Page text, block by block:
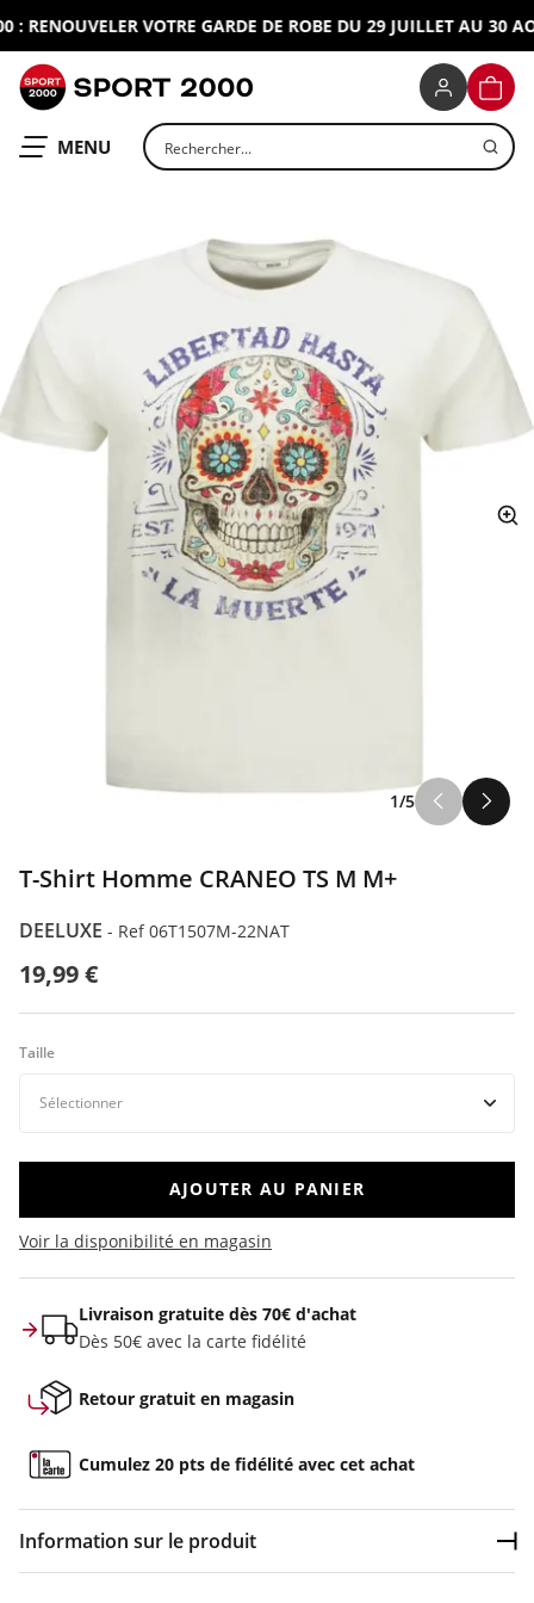
RENOUVELER VOTRE GARDE DE ROBE DU 29 JUILLET AU 30
OUVRIR LE
MENU Rechercher un produit
1/5
T-Shirt Homme CRANEO TS M M+
DEELUXE - Ref 06T1507M-22NAT
19,99 €
Taille
AJOUTER AU PANIER
Voir la disponibilité en magasin
Livraison gratuite dès 70€ d'achat
Dès 50€ avec la carte fidélité
Retour gratuit en magasin
Cumulez 20 pts de fidélité avec cet achat
Information sur le produit